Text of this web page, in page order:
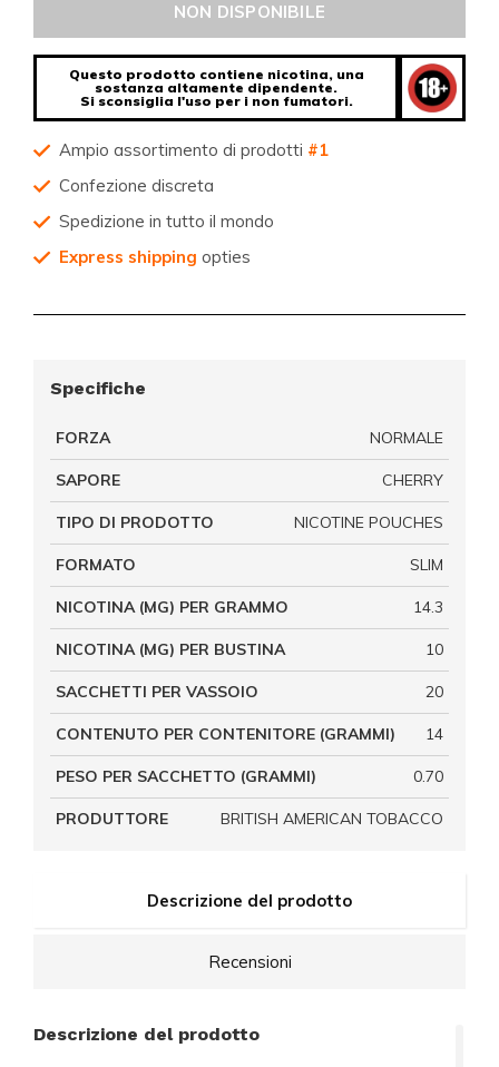
NON DISPONIBILE
Questo prodotto contiene nicotina, una
sostanza altamente dipendente.
Si sconsiglia l'uso per i non fumatori.
Ampio assortimento di prodotti #1
Confezione discreta
Spedizione in tutto il mondo
Express shipping opties
Descrizione del prodotto
Recensioni
Descrizione del prodotto
Specifiche
FORZA NORMALE
SAPORE CHERRY
TIPO DI PRODOTTO NICOTINE POUCHES
FORMATO SLIM
NICOTINA (MG) PER GRAMMO 14.3
NICOTINA (MG) PER BUSTINA 10
SACCHETTI PER VASSOIO 20
CONTENUTO PER CONTENITORE (GRAMMI) 14
PESO PER SACCHETTO (GRAMMI) 0.70
PRODUTTORE BRITISH AMERICAN TOBACCO